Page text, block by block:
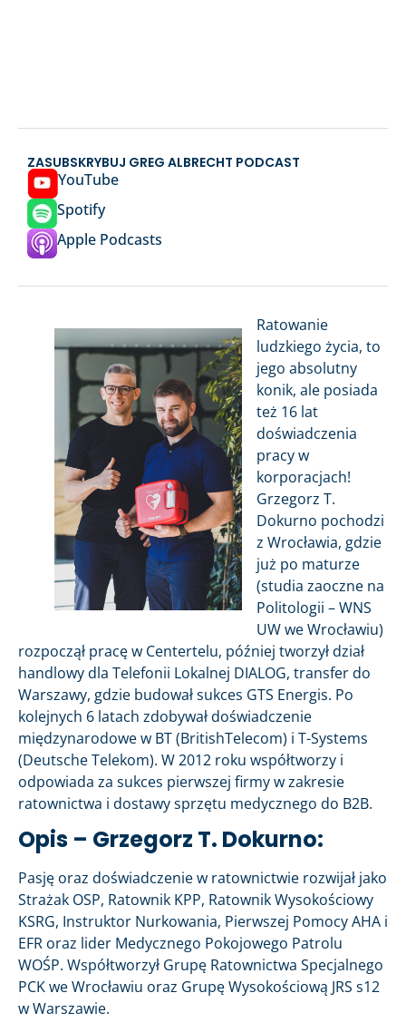
ZASUBSKRYBUJ GREG ALBRECHT PODCAST
YouTube
Spotify
Apple Podcasts
Ratowanie
ludzkiego życia, to
jego absolutny
konik, ale posiada
też 16 lat
doświadczenia
pracy w
korporacjach!
Grzegorz T.
Dokurno pochodzi
z Wrocławia, gdzie
już po maturze
(studia zaoczne na
Politologii – WNS
UW we Wrocławiu)
rozpoczął pracę w Centertelu, później tworzył dział
handlowy dla Telefonii Lokalnej DIALOG, transfer do
Warszawy, gdzie budował sukces GTS Energis. Po
kolejnych 6 latach zdobywał doświadczenie
międzynarodowe w BT (BritishTelecom) i T-Systems
(Deutsche Telekom). W 2012 roku współtworzy i
odpowiada za sukces pierwszej firmy w zakresie
ratownictwa i dostawy sprzętu medycznego do B2B.
Opis – Grzegorz T. Dokurno:
Pasję oraz doświadczenie w ratownictwie rozwijał jako
Strażak OSP, Ratownik KPP, Ratownik Wysokościowy
KSRG, Instruktor Nurkowania, Pierwszej Pomocy AHA i
EFR oraz lider Medycznego Pokojowego Patrolu
WOŚP. Współtworzył Grupę Ratownictwa Specjalnego
PCK we Wrocławiu oraz Grupę Wysokościową JRS s12
w Warszawie.